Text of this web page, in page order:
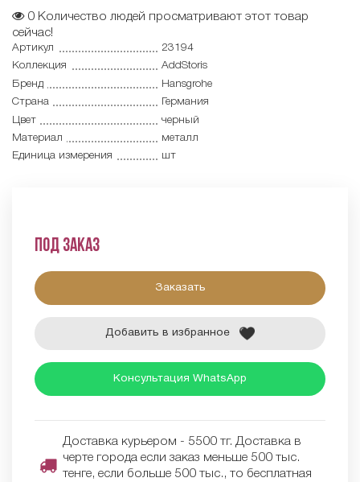
0 Количество людей просматривают этот товар
сейчас!
Артикул
23194
Коллекция
AddStoris
Бренд
Hansgrohe
Страна
Германия
Цвет
черный
Материал
металл
Единица измерения
шт
Под заказ
Заказать
Добавить в избранное
Консультация WhatsApp
Доставка курьером - 5500 тг. Доставка в
черте города если заказ меньше 500 тыс.
тенге, если больше 500 тыс., то бесплатная